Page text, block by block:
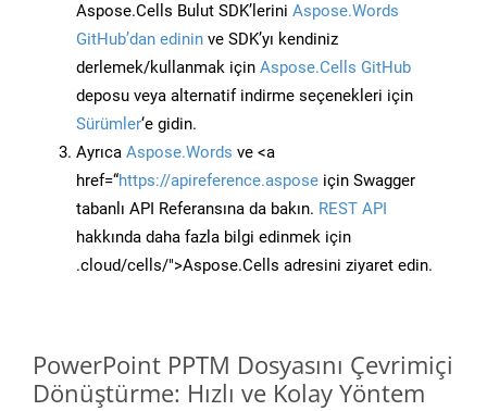
Aspose.Cells Bulut SDK’lerini Aspose.Words
GitHub’dan edinin ve SDK’yı kendiniz
derlemek/kullanmak için Aspose.Cells GitHub
deposu veya alternatif indirme seçenekleri için
Sürümler‘e gidin.
Ayrıca Aspose.Words ve <a
href=“https://apireference.aspose için Swagger
tabanlı API Referansına da bakın. REST API
hakkında daha fazla bilgi edinmek için
.cloud/cells/">Aspose.Cells adresini ziyaret edin.
PowerPoint PPTM Dosyasını Çevrimiçi
Dönüştürme: Hızlı ve Kolay Yöntem